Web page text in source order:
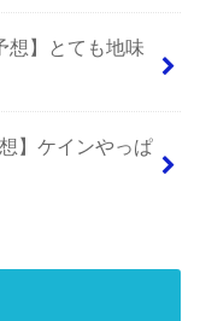
想】とても地味
】ケインやっぱ